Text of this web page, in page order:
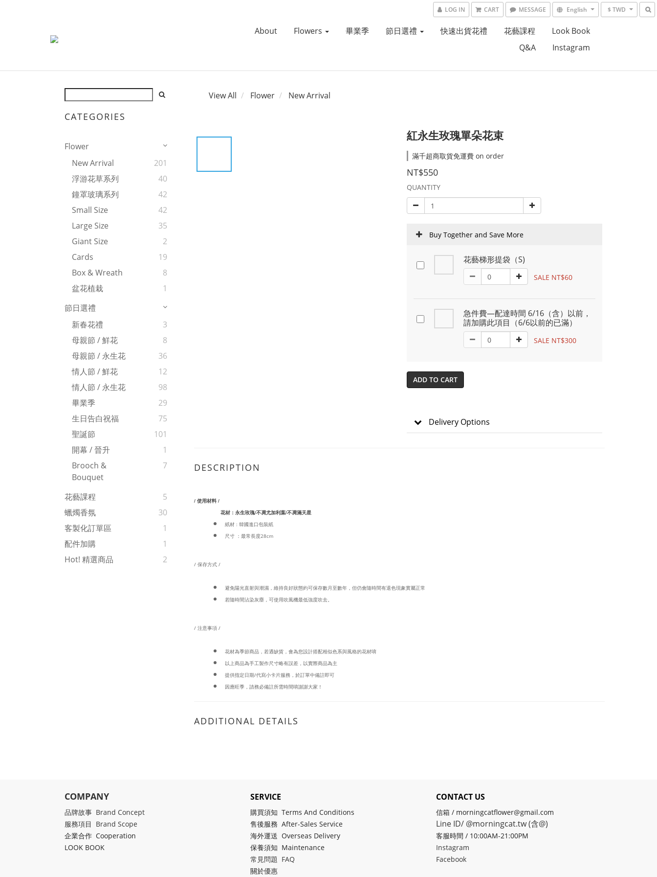
LOG IN CART MESSAGE English $ TWD
About Flowers 畢業季 節日選禮 快速出貨花禮 花藝課程
Look Book
Q&A
Instagram
CATEGORIES
Flower
New Arrival
201
浮游花草系列
40
鐘罩玻璃系列
42
Small Size
42
Large Size
35
Giant Size
2
Cards
19
Box & Wreath
8
盆花植栽
1
節日選禮
新春花禮
3
母親節 / 鮮花
8
母親節 / 永生花
36
情人節 / 鮮花
12
情人節 / 永生花
98
畢業季
29
生日告白祝福
75
聖誕節
101
開幕 / 晉升
1
Brooch &
Bouquet
7
花藝課程
5
蠟燭香氛
30
客製化訂單區
1
配件加購
1
Hot! 精選商品
2
View All Flower New Arrival
紅永生玫瑰單朵花束
滿千超商取貨免運費 on order
NT$550
QUANTITY
Buy Together and Save More
花藝梯形提袋（S)
SALE NT$60
急件費—配達時間 6/16（含）以前，
請加購此項目（6/6以前的已滿）
SALE NT$300
ADD TO CART
Delivery Options
DESCRIPTION
/ 使用材料 /
花材：永生玫瑰/不凋尤加利葉/不凋滿天星
紙材 : 韓國進口包裝紙
尺寸 ：最常長度28cm
/ 保存方式 /
避免陽光直射與潮濕，維持良好狀態約可保存數月至數年，但仍會隨時間有退色現象實屬正常
若隨時間沾染灰塵，可使用吹風機最低強度吹去。
/ 注意事項 /
花材為季節商品，若遇缺貨，會為您設計搭配相似色系與風格的花材唷
以上商品為手工製作尺寸略有誤差，以實際商品為主
提供指定日期/代寫小卡片服務，於訂單中備註即可
因應旺季，請務必備註所需時間唷謝謝大家！
ADDITIONAL DETAILS
COMPANY
品牌故事 Brand Concept
服務項目 Brand Scope
企業合作 Cooperation
LOOK BOOK
SERVICE
購買須知 Terms And Conditions
售後服務 After-Sales Service
海外運送 Overseas Delivery
保養須知 Maintenance
常見問題 FAQ
關於優惠
CONTACT US
信箱 / morningcatflower@gmail.com
Line ID/ @morningcat.tw (含@)
客服時間 / 10:00AM-21:00PM
Instagram
Facebook